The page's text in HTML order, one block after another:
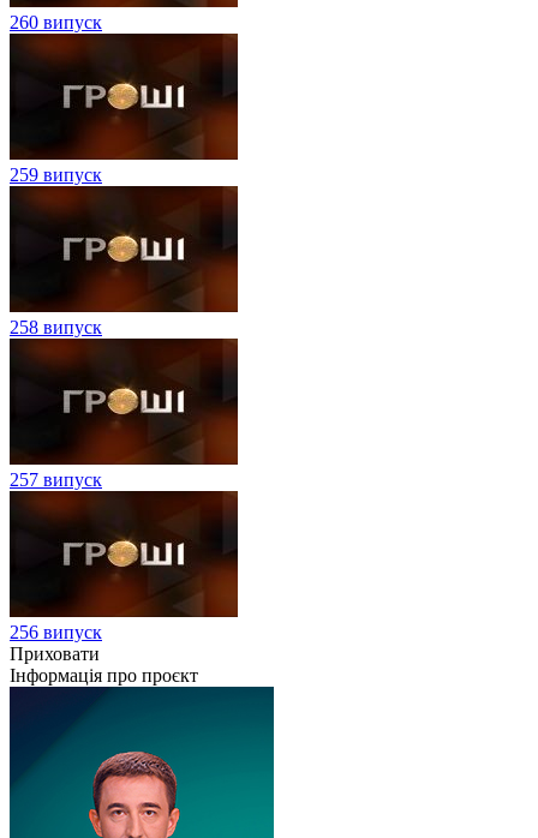
260 випуск
259 випуск
258 випуск
257 випуск
256 випуск
Приховати
Інформація про проєкт